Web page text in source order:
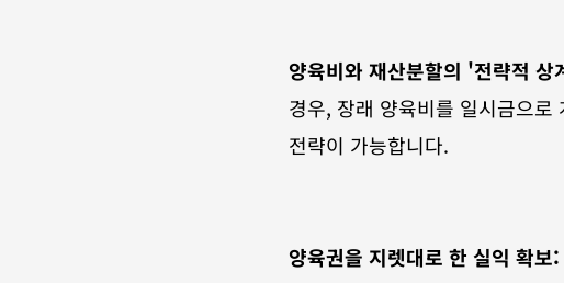
양육비와 재산분할의 '전략적 상
경우, 장래 양육비를 일시금으
전략이 가능합니다.
양육권을 지렛대로 한 실익 확보: